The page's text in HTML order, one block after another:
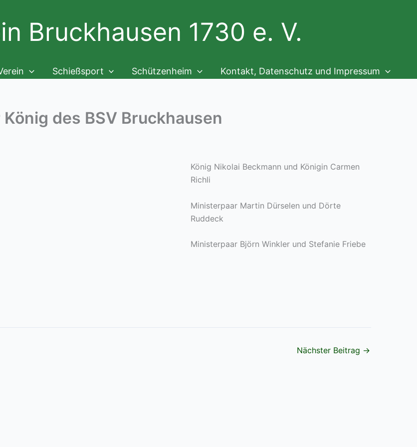
Bruckhausen 1730 e. V.
Schießsport Schützenheim Kontakt, Datenschutz und Impressum
des BSV Bruckhausen
König Nikolai Beckmann und Königin Carmen
Richli
Ministerpaar Martin Dürselen und Dörte
Ruddeck
Ministerpaar Björn Winkler und Stefanie Friebe
Nächster Beitrag →